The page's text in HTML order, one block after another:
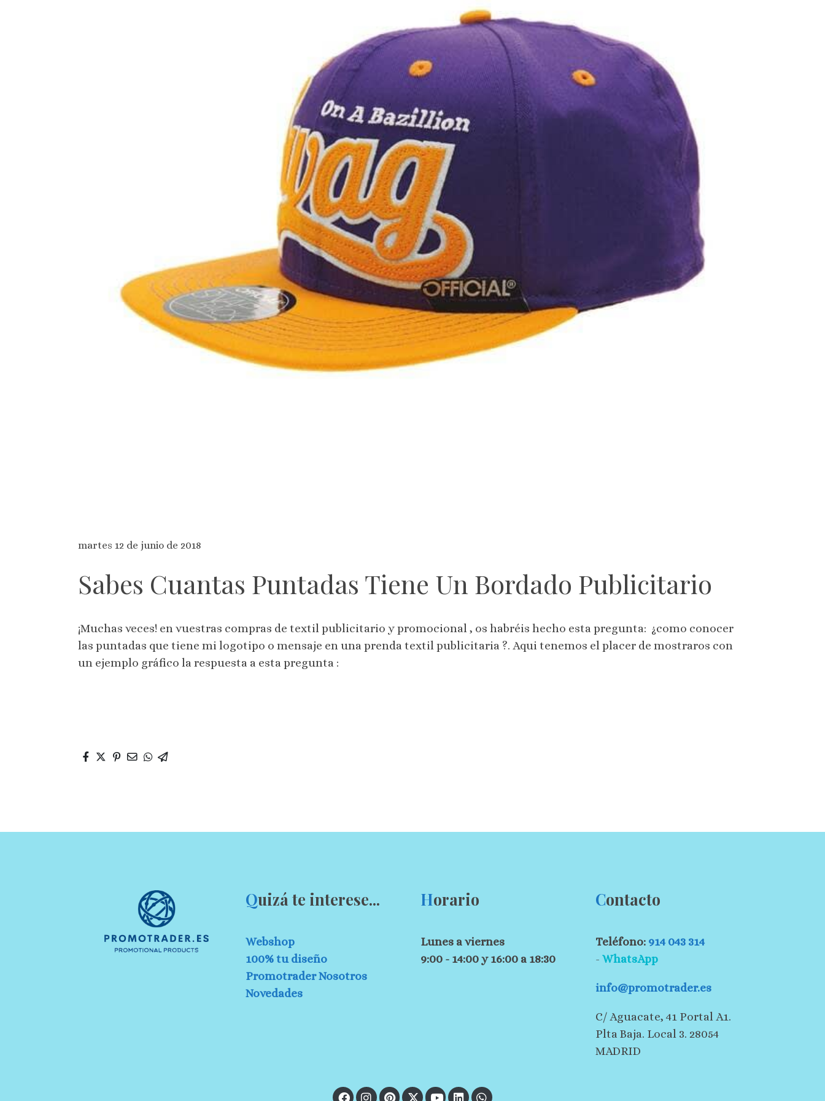
martes 12 de junio de 2018
Sabes Cuantas Puntadas Tiene Un Bordado Publicitario
¡Muchas veces! en vuestras compras de textil publicitario y promocional , os habréis hecho esta pregunta: ¿como conocer
las puntadas que tiene mi logotipo o mensaje en una prenda textil publicitaria ?. Aqui tenemos el placer de mostraros con
un ejemplo gráfico la respuesta a esta pregunta :
Quizá te interese...
Webshop
100% tu diseño
Promotrader Nosotros
Novedades
Horario
Lunes a viernes
9:00 - 14:00 y 16:00 a 18:30
Contacto
Teléfono: 914 043 314
- WhatsApp
info@promotrader.es
C/ Aguacate, 41 Portal A1.
Plta Baja. Local 3. 28054
MADRID